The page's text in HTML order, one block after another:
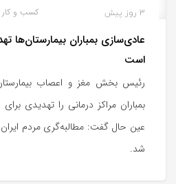
کسب و کار 3 روز پیش
عادی‌سازی بمباران بیمارستان‌ها
است
رئیس بخش مغز و اعصاب بیمارستان
بمباران مراکز درمانی را تهدیدی
عین حال گفت: مطالبه‌گری مردم
شد.